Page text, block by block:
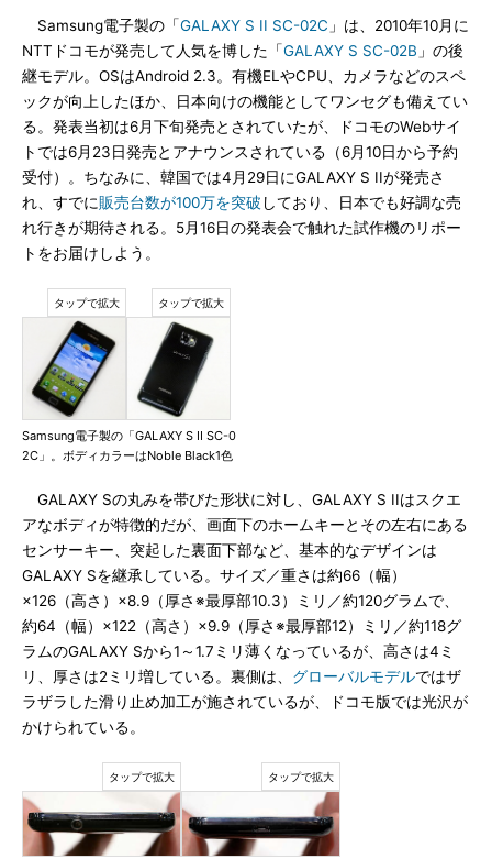
Samsung電子製の「GALAXY S II SC-02C 」は、2010年10月に
NTTドコモが発売して人気を博した「GALAXY S SC-02B 」の後
継モデル。OSはAndroid 2.3。有機ELやCPU、カメラなどのスペ
ックが向上したほか、日本向けの機能としてワンセグも備えてい
る。発表当初は6月下旬発売とされていたが、ドコモのWebサイ
トでは6月23日発売とアナウンスされている（6月10日から予約
受付）。ちなみに、韓国では4月29日にGALAXY S IIが発売さ
れ、すでに販売台数が100万を突破 しており、日本でも好調な売
れ行きが期待される。5月16日の発表会で触れた試作機のリポー
トをお届けしよう。
Samsung電子製の「GALAXY S II SC-0
2C」。ボディカラーはNoble Black1色
GALAXY Sの丸みを帯びた形状に対し、GALAXY S IIはスクエ
アなボディが特徴的だが、画面下のホームキーとその左右にある
センサーキー、突起した裏面下部など、基本的なデザインは
GALAXY Sを継承している。サイズ／重さは約66（幅）
×126（高さ）×8.9（厚さ※最厚部10.3）ミリ／約120グラムで、
約64（幅）×122（高さ）×9.9（厚さ※最厚部12）ミリ／約118グ
ラムのGALAXY Sから1～1.7ミリ薄くなっているが、高さは4ミ
リ、厚さは2ミリ増している。裏側は、 グローバルモデルではザ
ラザラした滑り止め加工が施されているが、ドコモ版では光沢が
かけられている。